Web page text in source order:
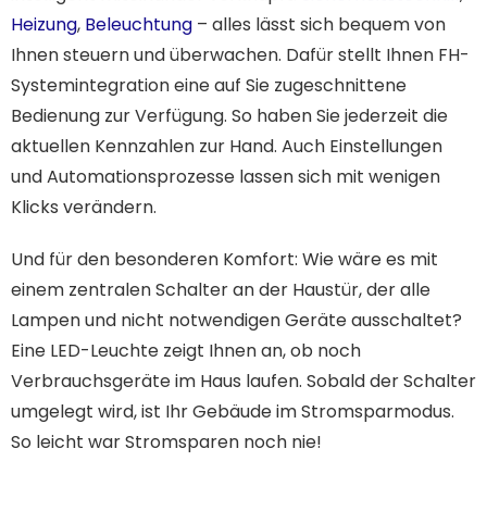
Heizung, Beleuchtung – alles lässt sich bequem von
Ihnen steuern und überwachen. Dafür stellt Ihnen FH-
Systemintegration eine auf Sie zugeschnittene
Bedienung zur Verfügung. So haben Sie jederzeit die
aktuellen Kennzahlen zur Hand. Auch Einstellungen
und Automationsprozesse lassen sich mit wenigen
Klicks verändern.
Und für den besonderen Komfort: Wie wäre es mit
einem zentralen Schalter an der Haustür, der alle
Lampen und nicht notwendigen Geräte ausschaltet?
Eine LED-Leuchte zeigt Ihnen an, ob noch
Verbrauchsgeräte im Haus laufen. Sobald der Schalter
umgelegt wird, ist Ihr Gebäude im Stromsparmodus.
So leicht war Stromsparen noch nie!